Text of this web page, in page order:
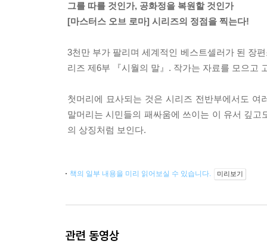
그를 따를 것인가, 공화정을 복원할 것인가
[마스터스 오브 로마] 시리즈의 정점을 찍는다!
3천만 부가 팔리며 세계적인 베스트셀러가 된 장
리즈 제6부 『시월의 말』. 작가는 자료를 모으고
첫머리에 묘사되는 것은 시리즈 전반부에서도 여
말머리는 시민들의 패싸움에 쓰이는 이 유서 깊
의 상징처럼 보인다.
책의 일부 내용을 미리 읽어보실 수 있습니다. 미리보기
관련 동영상